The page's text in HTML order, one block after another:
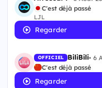
C'est déjà passé
LJL
Regarder
OFFICIEL BiliBili• 6
C'est déjà passé
Regarder